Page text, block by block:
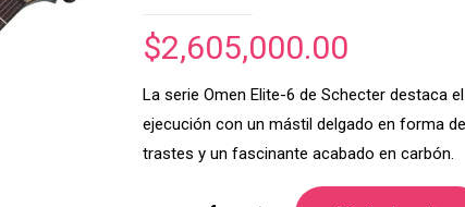
$2,605,000.00
La serie Omen Elite-6 de Schecter destaca
ejecución con un mástil delgado en forma
trastes y un fascinante acabado en carbón.